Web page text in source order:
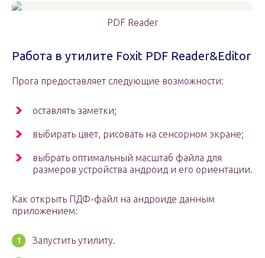
PDF Reader
Работа в утилите Foxit PDF Reader&Editor
Прога предоставляет следующие возможности:
оставлять заметки;
выбирать цвет, рисовать на сенсорном экране;
выбрать оптимальный масштаб файла для
размеров устройства андроид и его ориентации.
Как открыть ПДФ-файл на андроиде данным
приложением:
Запустить утилиту.